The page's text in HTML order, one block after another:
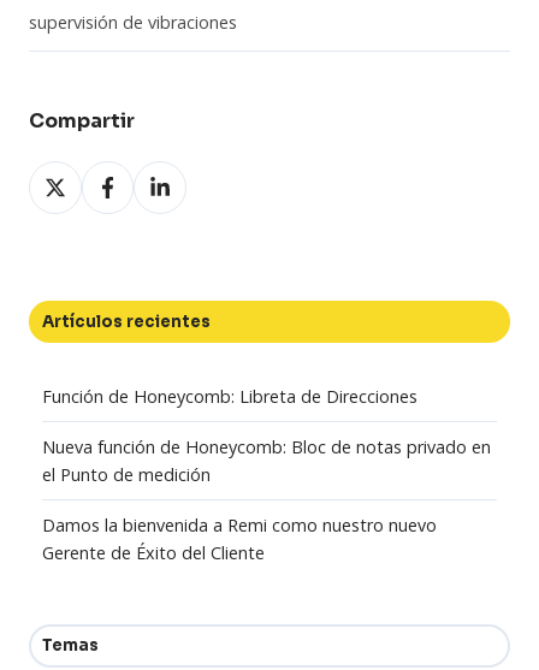
supervisión de vibraciones
Compartir
Compartir
en
Compartir
en
Compartir
en
Artículos recientes
Función de Honeycomb: Libreta de Direcciones
Nueva función de Honeycomb: Bloc de notas privado en
el Punto de medición
Damos la bienvenida a Remi como nuestro nuevo
Gerente de Éxito del Cliente
Temas